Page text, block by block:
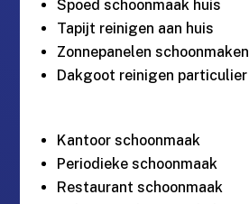
Spoed schoonmaak huis
Tapijt reinigen aan huis
Zonnepanelen schoonmaken
Dakgoot reinigen particulier
Kantoor schoonmaak
Periodieke schoonmaak
Restaurant schoonmaak